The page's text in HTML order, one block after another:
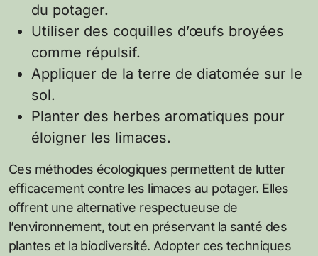
du potager.
Utiliser des coquilles d’œufs broyées
comme répulsif.
Appliquer de la terre de diatomée sur le
sol.
Planter des herbes aromatiques pour
éloigner les limaces.
Ces méthodes écologiques permettent de lutter
efficacement contre les limaces au potager. Elles
offrent une alternative respectueuse de
l’environnement, tout en préservant la santé des
plantes et la biodiversité. Adopter ces techniques